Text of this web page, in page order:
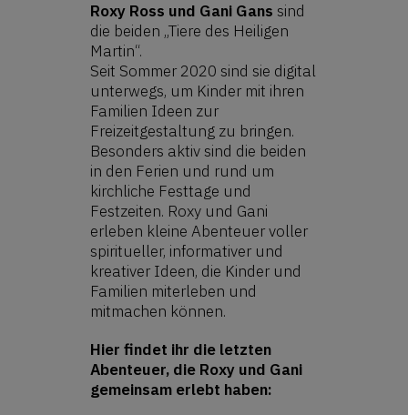
Roxy Ross und Gani Gans sind
die beiden „Tiere des Heiligen
Martin“.
Seit Sommer 2020 sind sie digital
unterwegs, um Kinder mit ihren
Familien Ideen zur
Freizeitgestaltung zu bringen.
Besonders aktiv sind die beiden
in den Ferien und rund um
kirchliche Festtage und
Festzeiten. Roxy und Gani
erleben kleine Abenteuer voller
spiritueller, informativer und
kreativer Ideen, die Kinder und
Familien miterleben und
mitmachen können.
Hier findet ihr die letzten
Abenteuer, die Roxy und Gani
gemeinsam erlebt haben: